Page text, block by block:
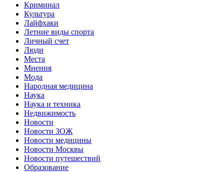
Криминал
Культура
Лайфхаки
Летние виды спорта
Личный счет
Люди
Места
Мнения
Мода
Народная медицина
Наука
Наука и техника
Недвижимость
Новости
Новости ЗОЖ
Новости медицины
Новости Москвы
Новости путешествий
Образование